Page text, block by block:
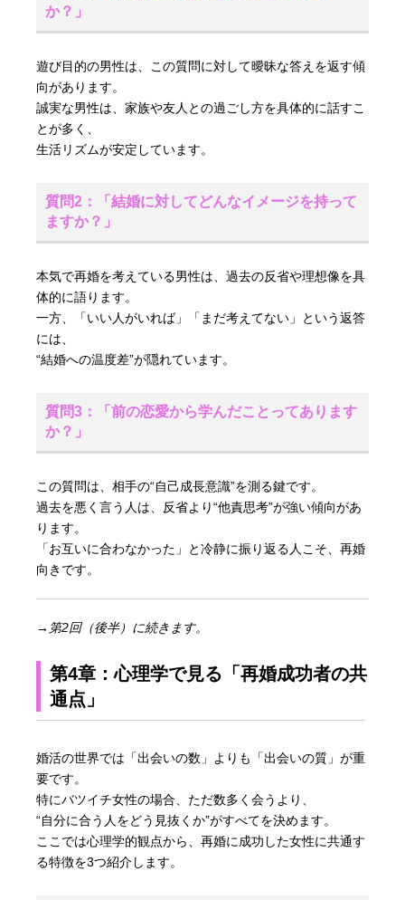
か？」
遊び目的の男性は、この質問に対して曖昧な答えを返す傾
向があります。
誠実な男性は、家族や友人との過ごし方を具体的に話すこ
とが多く、
生活リズムが安定しています。
質問2：「結婚に対してどんなイメージを持って
ますか？」
本気で再婚を考えている男性は、過去の反省や理想像を具
体的に語ります。
一方、「いい人がいれば」「まだ考えてない」という返答
には、
“結婚への温度差”が隠れています。
質問3：「前の恋愛から学んだことってあります
か？」
この質問は、相手の“自己成長意識”を測る鍵です。
過去を悪く言う人は、反省より“他責思考”が強い傾向があ
ります。
「お互いに合わなかった」と冷静に振り返る人こそ、再婚
向きです。
→第2回（後半）に続きます。
第4章：心理学で見る「再婚成功者の共
通点」
婚活の世界では「出会いの数」よりも「出会いの質」が重
要です。
特にバツイチ女性の場合、ただ数多く会うより、
“自分に合う人をどう見抜くか”がすべてを決めます。
ここでは心理学的観点から、再婚に成功した女性に共通す
る特徴を3つ紹介します。